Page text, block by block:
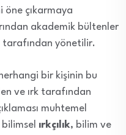
öne çıkarmaya
akademik bültenler
tarafından yönetilir.
bir kişinin bu
ve ırk tarafından
muhtemel
ırkçılık, bilim ve